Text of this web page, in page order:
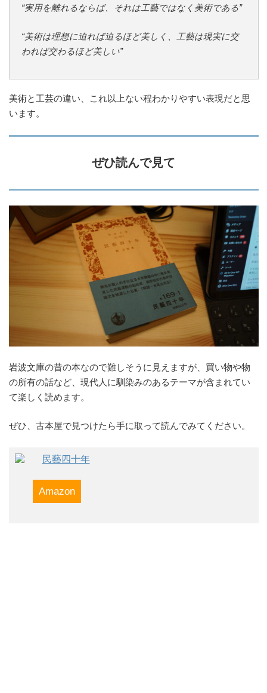
“実用を離れるならば、それは工藝ではなく美術である”
“美術は理想に迫れば迫るほど美しく、工藝は現実に交
われば交わるほど美しい”
美術と工芸の違い、これ以上ない程わかりやすい表現だと思
います。
ぜひ読んで見て
岩波文庫の昔の本なので難しそうに見えますが、買い物や物
の所有の話など、現代人に馴染みのあるテーマが含まれてい
て楽しく読めます。
ぜひ、古本屋で見つけたら手に取って読んでみてください。
民藝四十年
Amazon